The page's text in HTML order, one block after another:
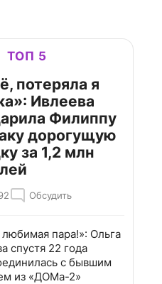
ТОП 5
потеряла я
Ивлеева
Филиппу
дорогущую
за 1,2 млн
Обсудить
пара!»: Ольга
спустя 22 года
с бывшим
из «ДОМа-2»